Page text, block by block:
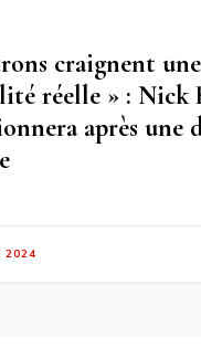
craignent
réelle » : Nick
après une
2024